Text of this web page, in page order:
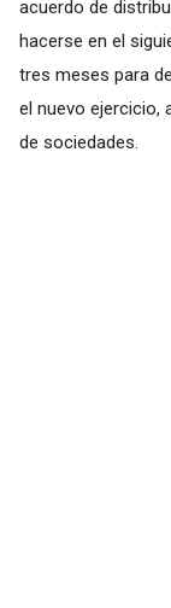
acuerdo de
hacerse en el
tres meses para
el nuevo ejercicio,
de sociedades.